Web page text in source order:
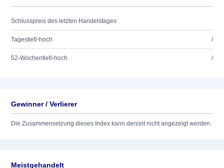
Schlusspreis des letzten Handelstages
Tagestief/-hoch /
52-Wochentief/-hoch /
Gewinner / Verlierer
Die Zusammensetzung dieses Index kann derzeit nicht angezeigt werden.
Meistgehandelt